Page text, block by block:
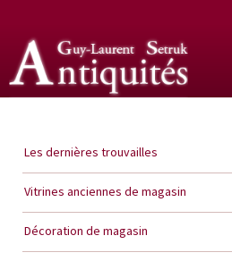
Les dernières trouvailles
Vitrines anciennes de magasin
Décoration de magasin